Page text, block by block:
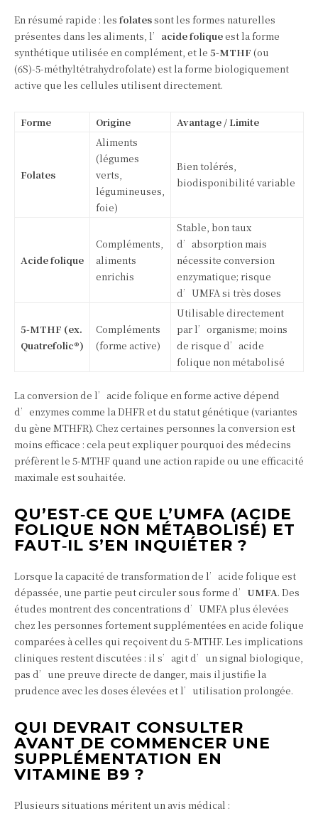
En résumé rapide : les folatessont les formes naturelles
présentes dans les aliments, l’ acide foliqueest la forme
synthétique utilisée en complément, et le 5‑MTHF (ou
(6S)-5‑méthyltétrahydrofolate) est la forme biologiquement
active que les cellules utilisent directement.
Forme Origine Avantage / Limite
Folates
Aliments
(légumes
verts,
légumineuses,
foie)
Bien tolérés,
biodisponibilité variable
Acide folique
Compléments,
aliments
enrichis
Stable, bon taux
d’absorption mais
nécessite conversion
enzymatique; risque
d’UMFA si très doses
5‑MTHF (ex.
Quatrefolic®)
Compléments
(forme active)
Utilisable directement
par l’organisme; moins
de risque d’acide
folique non métabolisé
La conversion de l’acide folique en forme active dépend
d’enzymes comme la DHFR et du statut génétique (variantes
du gène MTHFR). Chez certaines personnes la conversion est
moins efficace : cela peut expliquer pourquoi des médecins
préfèrent le 5‑MTHF quand une action rapide ou une efficacité
maximale est souhaitée.
QU’EST‑CE QUE L’UMFA (ACIDE
FOLIQUE NON MÉTABOLISÉ) ET
FAUT‑IL S’EN INQUIÉTER ?
Lorsque la capacité de transformation de l’acide folique est
dépassée, une partie peut circuler sous forme d’ UMFA. Des
études montrent des concentrations d’UMFA plus élevées
chez les personnes fortement supplémentées en acide folique
comparées à celles qui reçoivent du 5‑MTHF. Les implications
cliniques restent discutées : il s’agit d’un signal biologique,
pas d’une preuve directe de danger, mais il justifie la
prudence avec les doses élevées et l’utilisation prolongée.
QUI DEVRAIT CONSULTER
AVANT DE COMMENCER UNE
SUPPLÉMENTATION EN
VITAMINE B9 ?
Plusieurs situations méritent un avis médical :